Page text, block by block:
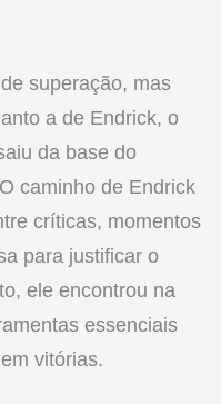
superação, mas
a de Endrick, o
da base do
caminho de Endrick
críticas, momentos
para justificar o
ele encontrou na
essenciais
vitórias.